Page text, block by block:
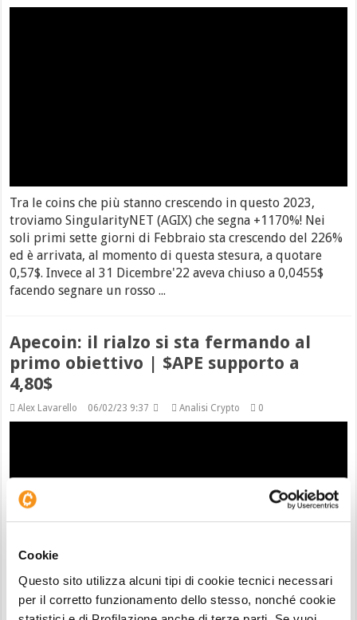
Cookie
Questo sito utilizza alcuni tipi di cookie tecnici necessari
per il corretto funzionamento dello stesso, nonché cookie
Tra le coins che più stanno crescendo in questo 2023,
troviamo SingularityNET (AGIX) che segna +1170%! Nei
soli primi sette giorni di Febbraio sta crescendo del 226%
ed è arrivata, al momento di questa stesura, a quotare
0,57$. Invece al 31 Dicembre'22 aveva chiuso a 0,0455$
facendo segnare un rosso ...
Apecoin: il rialzo si sta fermando al
primo obiettivo | $APE supporto a
4,80$
Alex Lavarello 06/02/23 9:37 Analisi Crypto 0